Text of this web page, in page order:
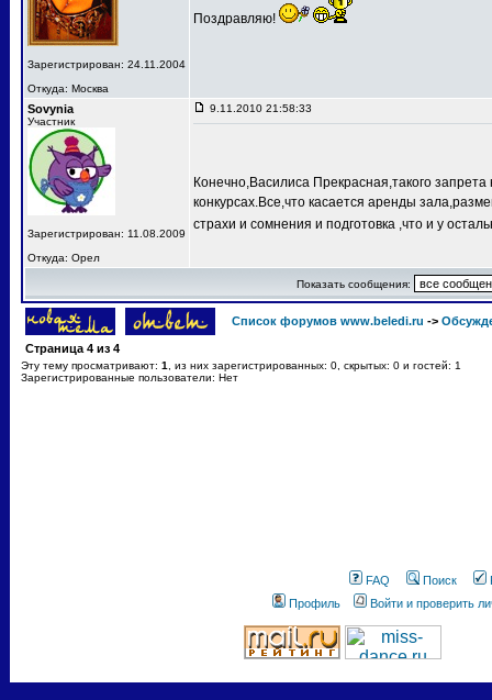
Зарегистрирован: 24.11.2004
Откуда: Москва
Поздравляю!
Sovynia
Участник
Зарегистрирован: 11.08.2009
Откуда: Орел
9.11.2010 21:58:33
Конечно,Василиса Прекрасная,такого
конкурсах.Все,что касается аренды
страхи и сомнения и подготовка ,что и у
Показать сообщения:
Список форумов www.beledi.ru ->
Страница 4 из 4
Эту тему просматривают: 1
, из них зарегистрированных: 0, скрытых: 0 и гостей: 1
Зарегистрированные пользователи: Нет
FAQ Поиск
Профиль
Войти и проверить